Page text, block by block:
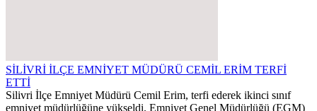
SİLİVRİ İLÇE EMNİYET MÜDÜRÜ CEMİL ERİM TERFİ
ETTİ
Silivri İlçe Emniyet Müdürü Cemil Erim, terfi ederek ikinci sınıf
emniyet müdürlüğüne yükseldi. Emniyet Genel Müdürlüğü (EGM)